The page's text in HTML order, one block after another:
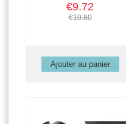
€9.72
€10.80